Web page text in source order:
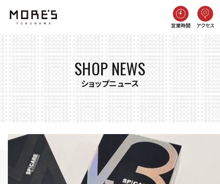
営業時間 アクセス
SHOP NEWS
ショップニュース